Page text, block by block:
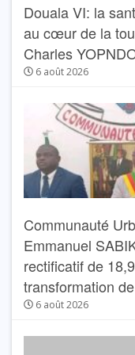
Douala VI: la
au cœur de la
Charles
6 août 2026
Communauté
Emmanuel
rectificatif de
transformation
6 août 2026